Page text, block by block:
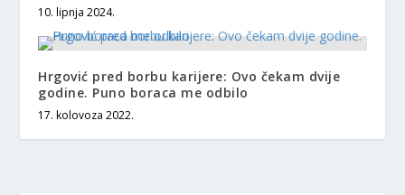
10. lipnja 2024.
Hrgović pred borbu karijere: Ovo čekam dvije
godine. Puno boraca me odbilo
17. kolovoza 2022.